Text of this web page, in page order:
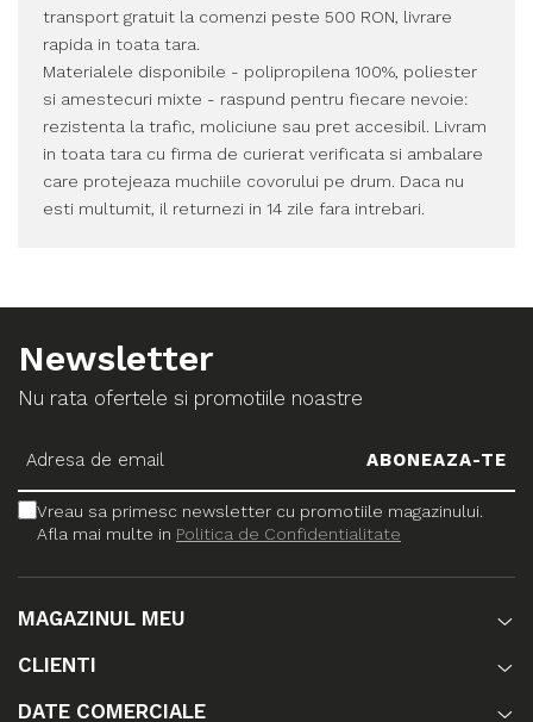
transport gratuit la comenzi peste 500 RON, livrare
rapida in toata tara.
Materialele disponibile - polipropilena 100%, poliester
si amestecuri mixte - raspund pentru fiecare nevoie:
rezistenta la trafic, moliciune sau pret accesibil. Livram
in toata tara cu firma de curierat verificata si ambalare
care protejeaza muchiile covorului pe drum. Daca nu
esti multumit, il returnezi in 14 zile fara intrebari.
Newsletter
Nu rata ofertele si promotiile noastre
Vreau sa primesc newsletter cu promotiile magazinului.
Afla mai multe in Politica de Confidentialitate
MAGAZINUL MEU
CLIENTI
DATE COMERCIALE